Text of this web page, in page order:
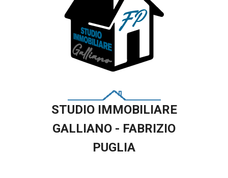
STUDIO IMMOBILIARE
GALLIANO - FABRIZIO
PUGLIA